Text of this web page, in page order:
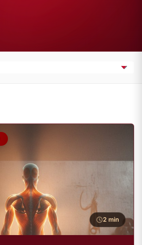
2 min